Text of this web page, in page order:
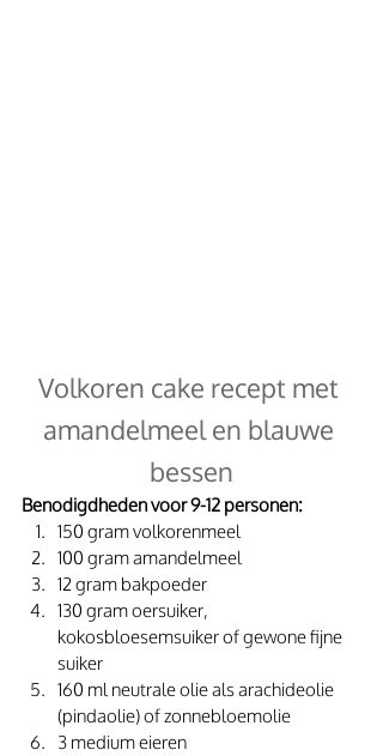
Volkoren cake recept met
amandelmeel en blauwe
bessen
Benodigdheden voor 9-12 personen:
150 gram volkorenmeel
100 gram amandelmeel
12 gram bakpoeder
130 gram oersuiker,
kokosbloesemsuiker of gewone fijne
suiker
160 ml neutrale olie als arachideolie
(pindaolie) of zonnebloemolie
3 medium eieren